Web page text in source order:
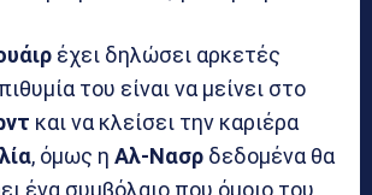
έχει δηλώσει αρκετές
του είναι να μείνει στο
και να κλείσει την καριέρα
, όμως η Αλ-Νασρ δεδομένα θα
ένα συμβόλαιο που όμοιο του